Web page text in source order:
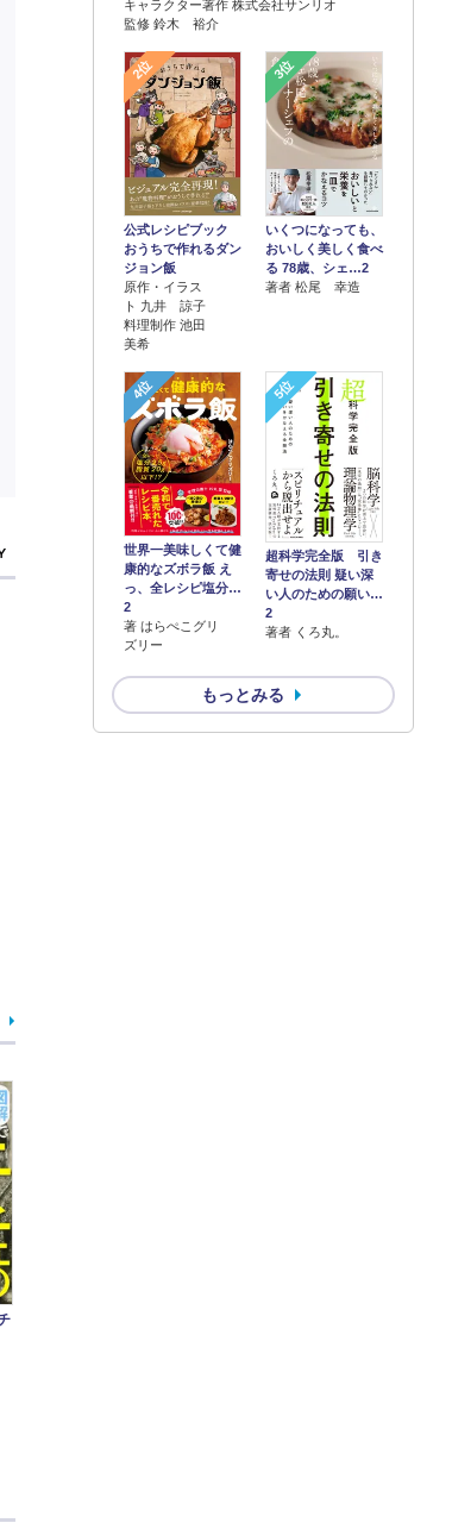
キャラクター著作 株式会社サンリオ
監修 鈴木 裕介
2位
公式レシピブック
おうちで作れるダン
ジョン飯
原作・イラス
ト 九井 諒子
料理制作 池田
美希
3位
いくつになっても、
おいしく美しく食べ
る 78歳、シェ…2
著者 松尾 幸造
4位
世界一美味しくて健
康的なズボラ飯 え
っ、全レシピ塩分…
2
著 はらぺこグリ
ズリー
5位
超科学完全版 引き
寄せの法則 疑い深
い人のための願い…
2
著者 くろ丸。
もっとみる